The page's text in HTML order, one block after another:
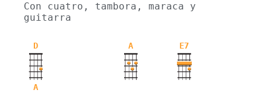
Con cuatro, tambora, maraca y
guitarra
D A E7
A